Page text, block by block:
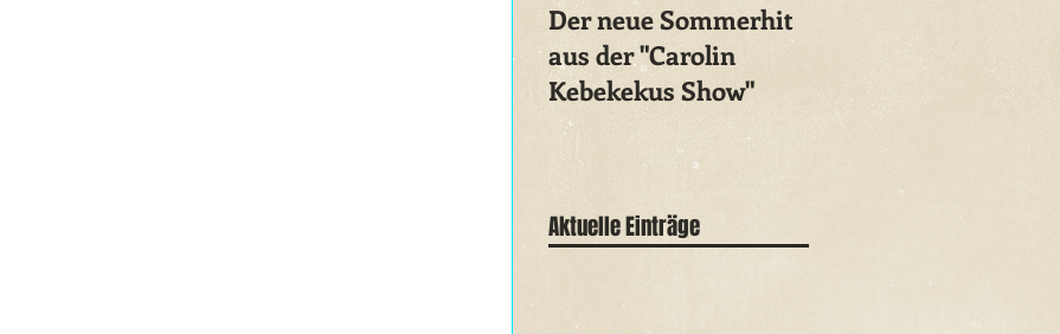
Der neue Sommerhit
aus der "Carolin
Kebekekus Show"
Kebekus nennt
Vatikan-
Entscheidung
«Armutszeugnis»
Aktuelle Einträge